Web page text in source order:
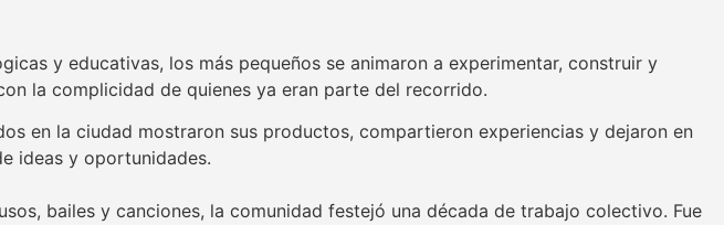
y educativas, los más pequeños se animaron a experimentar, construir y
la complicidad de quienes ya eran parte del recorrido.
en la ciudad mostraron sus productos, compartieron experiencias y dejaron en
ideas y oportunidades.
bailes y canciones, la comunidad festejó una década de trabajo colectivo. Fue